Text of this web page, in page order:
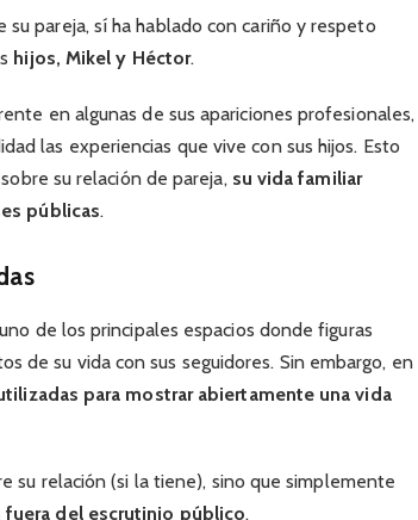
pareja, sí ha hablado con cariño y respeto
hijos, Mikel y Héctor.
en algunas de sus apariciones profesionales,
las experiencias que vive con sus hijos. Esto
su relación de pareja, su vida familiar
públicas.
de los principales espacios donde figuras
de su vida con sus seguidores. Sin embargo, en
para mostrar abiertamente una vida
su relación (si la tiene), sino que simplemente
del escrutinio público.